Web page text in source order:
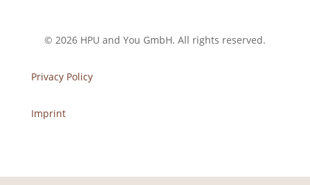
© 2026 HPU and You GmbH. All rights reserved.
Privacy Policy
Imprint